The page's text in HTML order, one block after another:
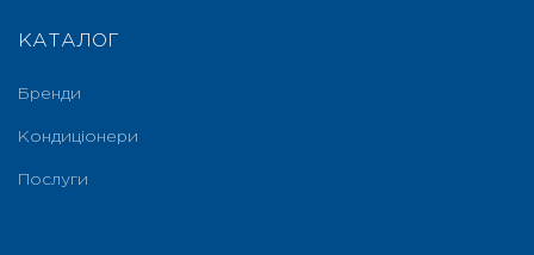
КАТАЛОГ
Бренди
Кондиціонери
Послуги